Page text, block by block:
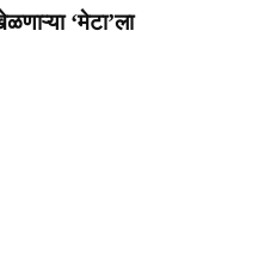
‘मेटा’ला